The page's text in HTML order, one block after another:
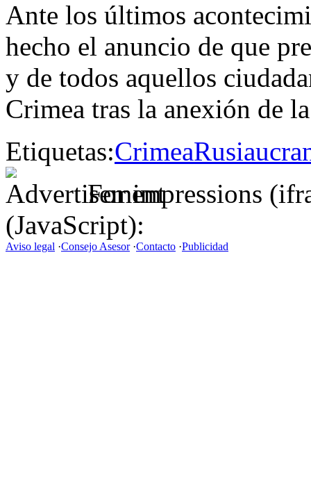
Ante los últimos
hecho el anuncio de que
y de todos aquellos
Crimea tras la anexión de
Etiquetas:CrimeaRusia
For impressions
(JavaScript):
Aviso legal ·Consejo Asesor·Contacto ·Publicidad